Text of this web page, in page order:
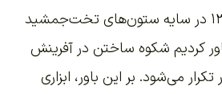
آغاز راه ما به سال ۱۳۹۴ در سایه ستون‌های تخت‌جمشید
کردیم شکوه ساختن در آفرینش
می‌شود. بر این باور، ابزاری